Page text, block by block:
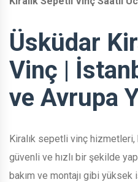
Üsküdar
Vinç |
ve Avrupa
Kiralık sepetli vinç
güvenli ve hızlı bir şekilde
bakım ve montajı gibi